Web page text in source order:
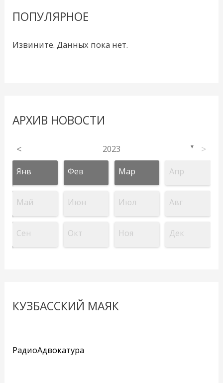
ПОПУЛЯРНОЕ
Извините. Данных пока нет.
АРХИВ НОВОСТИ
< 2023 ▼ >
Янв Фев Мар Апр
Май Июн Июл Авг
Сен Окт Ноя Дек
КУЗБАССКИЙ МАЯК
РадиоАдвокатура